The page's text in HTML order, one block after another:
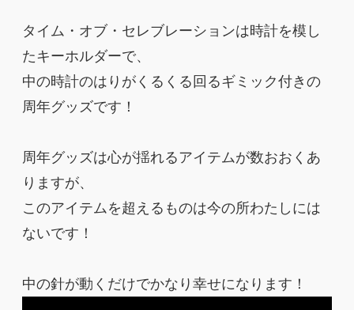
タイム・オブ・セレブレーションは時計を模し
たキーホルダーで、
中の時計のはりがくるくる回るギミック付きの
周年グッズです！
周年グッズは心が揺れるアイテムが数おおくあ
りますが、
このアイテムを超えるものは今の所わたしには
ないです！
中の針が動くだけでかなり幸せになります！